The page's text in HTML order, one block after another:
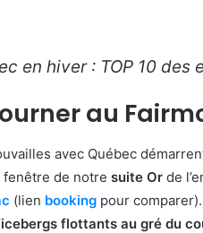
en hiver : TOP 10
au
avec Québec
fenêtre de notre suite Or de
(lien booking pour
icebergs flottants au gré du